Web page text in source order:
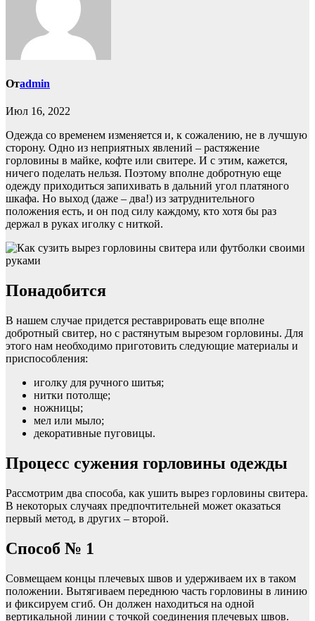
Отadmin
Июл 16, 2022
Одежда со временем изменяется и, к сожалению, не в лучшую
сторону. Одно из неприятных явлений – растяжение
горловины в майке, кофте или свитере. И с этим, кажется,
ничего поделать нельзя. Поэтому вполне добротную еще
одежду приходиться запихивать в дальний угол платяного
шкафа. Но выход (даже – два!) из затруднительного
положения есть, и он под силу каждому, кто хотя бы раз
держал в руках иголку с ниткой.
Понадобится
В нашем случае придется реставрировать еще вполне
добротный свитер, но с растянутым вырезом горловины. Для
этого нам необходимо приготовить следующие материалы и
приспособления:
иголку для ручного шитья;
нитки потолще;
ножницы;
мел или мыло;
декоративные пуговицы.
Процесс сужения горловины одежды
Рассмотрим два способа, как ушить вырез горловины свитера.
В некоторых случаях предпочтительней может оказаться
первый метод, в других – второй.
Способ № 1
Совмещаем концы плечевых швов и удерживаем их в таком
положении. Вытягиваем переднюю часть горловины в линию
и фиксируем сгиб. Он должен находиться на одной
вертикальной линии с точкой соединения плечевых швов.